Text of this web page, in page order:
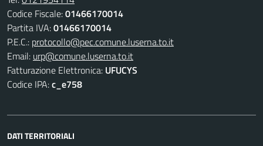
Codice Fiscale:01466170014
Partita IVA:01466170014
P.E.C.: protocollo@pec.comune.luserna.to.it
Email: urp@comune.luserna.to.it
Fatturazione Elettronica: UFUCYS
Codice IPA:c_e758
DATI TERRITORIALI